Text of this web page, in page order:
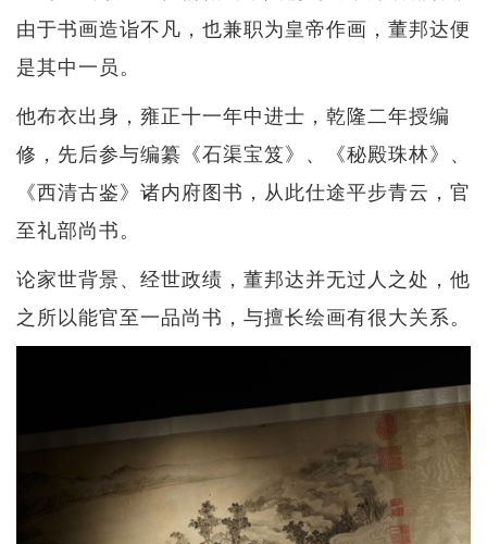
由于书画造诣不凡，也兼职为皇帝作画，董邦达便
是其中一员。
他布衣出身，雍正十一年中进士，乾隆二年授编
修，先后参与编纂《石渠宝笈》、《秘殿珠林》、
《西清古鉴》诸内府图书，从此仕途平步青云，官
至礼部尚书。
论家世背景、经世政绩，董邦达并无过人之处，他
之所以能官至一品尚书，与擅长绘画有很大关系。